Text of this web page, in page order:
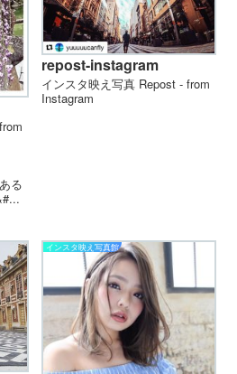
る
repost-instagram
インスタ映え写真 Repost - from
Instagram
インスタ映え写真館